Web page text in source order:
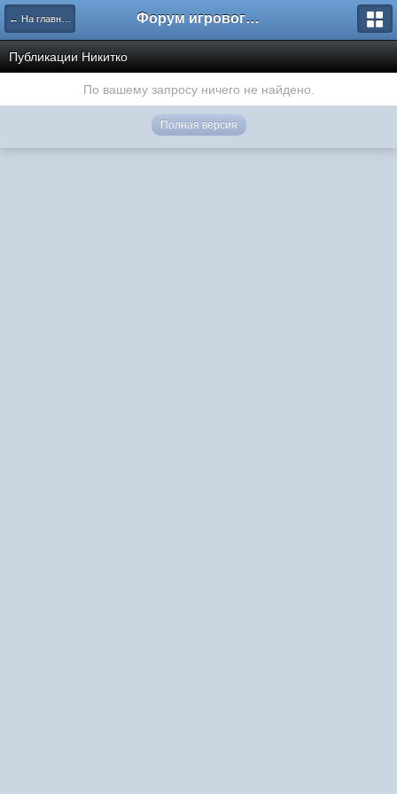
← На главную Форум игрового проекта Riverrise
Публикации Никитко
По вашему запросу ничего не найдено.
Полная версия